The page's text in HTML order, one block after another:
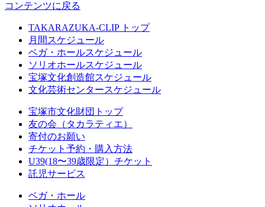
コンテンツに戻る
TAKARAZUKA-CLIP トップ
月間スケジュール
ベガ・ホールスケジュール
ソリオホールスケジュール
宝塚文化創造館スケジュール
文化芸術センタースケジュール
宝塚市文化財団トップ
友の会（タカラティエ）
寄付のお願い
チケット予約・購入方法
U39(18〜39歳限定）チケット
託児サービス
ベガ・ホール